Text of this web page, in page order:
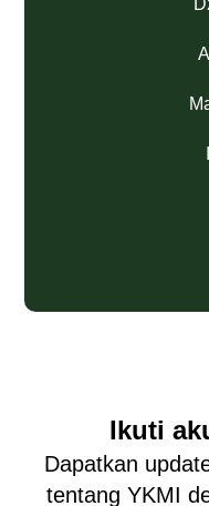
Ikuti
Dapatkan
tentang YKMI